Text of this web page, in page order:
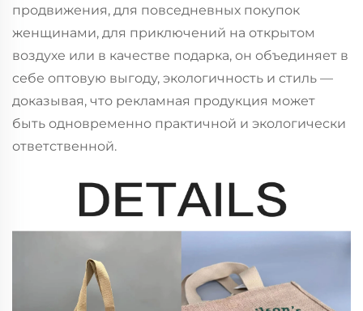
продвижения, для повседневных покупок
женщинами, для приключений на открытом
воздухе или в качестве подарка, он объединяет в
себе оптовую выгоду, экологичность и стиль —
доказывая, что рекламная продукция может
быть одновременно практичной и экологически
ответственной.